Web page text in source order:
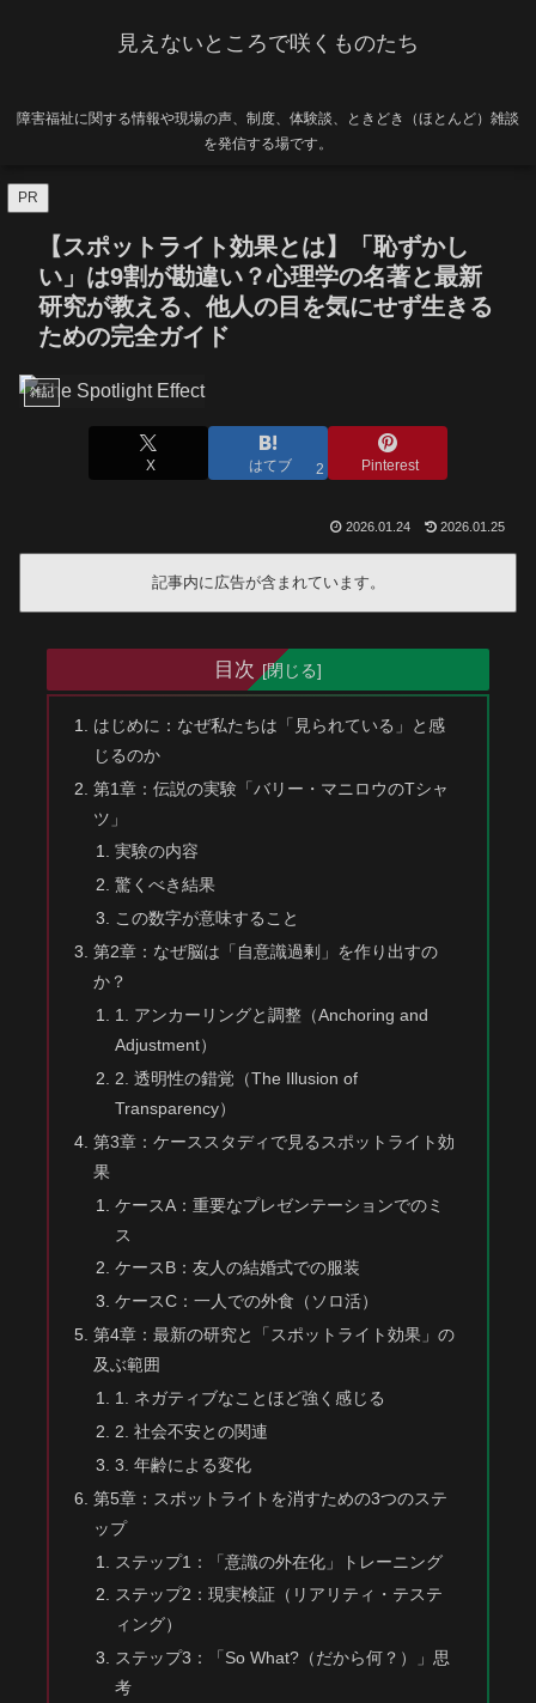
見えないところで咲くものたち
障害福祉に関する情報や現場の声、制度、体験談、ときどき（ほとんど）雑談
を発信する場です。
PR
【スポットライト効果とは】「恥ずかし
い」は9割が勘違い？心理学の名著と最新
研究が教える、他人の目を気にせず生きる
ための完全ガイド
雑記
X はてブ 2 Pinterest
2026.01.24 2026.01.25
記事内に広告が含まれています。
目次
はじめに：なぜ私たちは「見られている」と感
じるのか
第1章：伝説の実験「バリー・マニロウのTシャ
ツ」
実験の内容
驚くべき結果
この数字が意味すること
第2章：なぜ脳は「自意識過剰」を作り出すの
か？
1. アンカーリングと調整（Anchoring and
Adjustment）
2. 透明性の錯覚（The Illusion of
Transparency）
第3章：ケーススタディで見るスポットライト効
果
ケースA：重要なプレゼンテーションでのミ
ス
ケースB：友人の結婚式での服装
ケースC：一人での外食（ソロ活）
第4章：最新の研究と「スポットライト効果」の
及ぶ範囲
1. ネガティブなことほど強く感じる
2. 社会不安との関連
3. 年齢による変化
第5章：スポットライトを消すための3つのステ
ップ
ステップ1：「意識の外在化」トレーニング
ステップ2：現実検証（リアリティ・テステ
ィング）
ステップ3：「So What?（だから何？）」思
考